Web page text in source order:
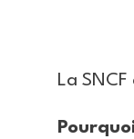
La SNCF